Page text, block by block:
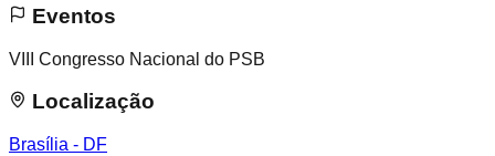
Eventos
VIII Congresso Nacional do PSB
Localização
Brasília - DF